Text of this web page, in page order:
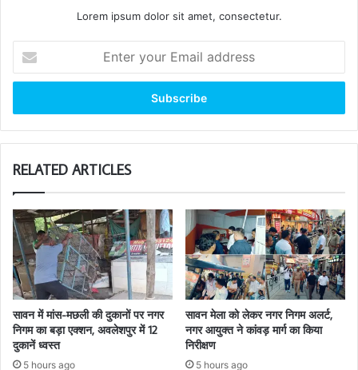
Lorem ipsum dolor sit amet, consectetur.
your
Email
RELATED ARTICLES
सावन में मांस-मछली की दुकानों पर नगर
निगम का बड़ा एक्शन, अवलेशपुर में 12
दुकानें ध्वस्त
5 hours ago
सावन मेला को लेकर नगर निगम अलर्ट,
नगर आयुक्त ने कांवड़ मार्ग का किया
निरीक्षण
5 hours ago